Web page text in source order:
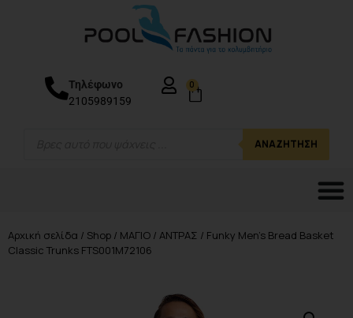
ΑΝΑΖΉΤΗΣΗ
Τηλέφωνο
2105989159
0
Αρχική σελίδα / Shop / ΜΑΓΙΟ / ΑΝΤΡΑΣ / Funky Men’s Bread Basket
Classic Trunks FTS001M72106